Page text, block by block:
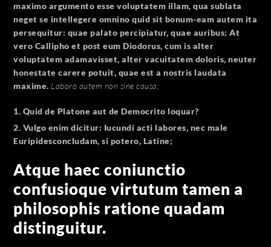
maximo argumento esse voluptatem illam, qua sublata
neget se intellegere omnino quid sit bonum-eam autem ita
persequitur: quae palato percipiatur, quae auribus; At
vero Callipho et post eum Diodorus, cum is alter
voluptatem adamavisset, alter vacuitatem doloris, neuter
honestate carere potuit, quae est a nostris laudata
maxime. Laboro autem non sine causa;
Quid de Platone aut de Democrito loquar?
Vulgo enim dicitur: Iucundi acti labores, nec male
Euripidesconcludam, si potero, Latine;
Atque haec coniunctio
confusioque virtutum tamen a
philosophis ratione quadam
distinguitur.